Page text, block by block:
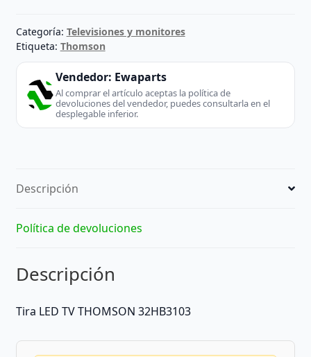
Categoría: Televisiones y monitores
Etiqueta: Thomson
Vendedor: Ewaparts
Al comprar el artículo aceptas la política de
devoluciones del vendedor, puedes consultarla en el
desplegable inferior.
Descripción
Política de devoluciones
Descripción
Tira LED TV THOMSON 32HB3103